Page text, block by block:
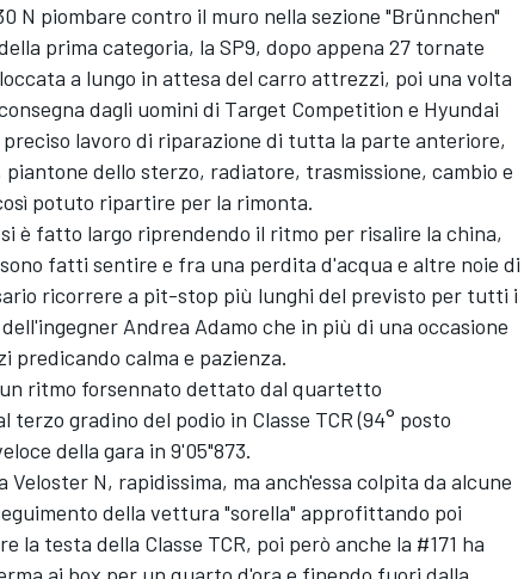
N piombare contro il muro nella sezione "Brünnchen"
prima categoria, la SP9, dopo appena 27 tornate
a lungo in attesa del carro attrezzi, poi una volta
dagli uomini di Target Competition e Hyundai
lavoro di riparazione di tutta la parte anteriore,
dello sterzo, radiatore, trasmissione, cambio e
potuto ripartire per la rimonta.
è fatto largo riprendendo il ritmo per risalire la china,
fatti sentire e fra una perdita d'acqua e altre noie di
ricorrere a pit-stop più lunghi del previsto per tutti i
Andrea Adamo che in più di una occasione
predicando calma e pazienza.
ritmo forsennato dettato dal quartetto
gradino del podio in Classe TCR (94° posto
della gara in 9'05"873.
N, rapidissima, ma anch'essa colpita da alcune
della vettura "sorella" approfittando poi
testa della Classe TCR, poi però anche la #171 ha